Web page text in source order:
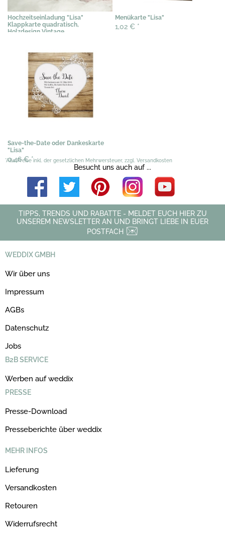
Hochzeitseinladung "Lisa"
Klappkarte quadratisch,
Holzdesign Vintage
Menükarte "Lisa"
1,02 € *
Save-the-Date oder Dankeskarte
"Lisa"
0,46 €*
*Alle Preise inkl. der gesetzlichen Mehrwersteuer, zzgl. Versandkosten
Besucht uns auch auf ...
TIPPS, TRENDS UND RABATTE - MELDET EUCH HIER ZU
UNSEREM NEWSLETTER AN UND BRINGT LIEBE IN EUER
POSTFACH
WEDDIX GMBH
Wir über uns
Impressum
AGBs
Datenschutz
Jobs
B2B SERVICE
Werben auf weddix
PRESSE
Presse-Download
Presseberichte über weddix
MEHR INFOS
Lieferung
Versandkosten
Retouren
Widerrufsrecht